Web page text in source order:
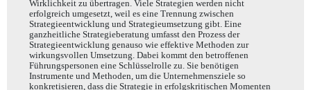
Wirklichkeit zu übertragen. Viele Strategien werden nicht
erfolgreich umgesetzt, weil es eine Trennung zwischen
Strategieentwicklung und Strategieumsetzung gibt. Eine
ganzheitliche Strategieberatung umfasst den Prozess der
Strategieentwicklung genauso wie effektive Methoden zur
wirkungsvollen Umsetzung. Dabei kommt den betroffenen
Führungspersonen eine Schlüsselrolle zu. Sie benötigen
Instrumente und Methoden, um die Unternehmensziele so
konkretisieren, dass die Strategie in erfolgskritischen Momenten